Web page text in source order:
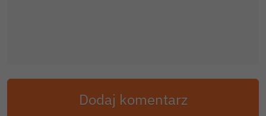
Dodaj komentarz